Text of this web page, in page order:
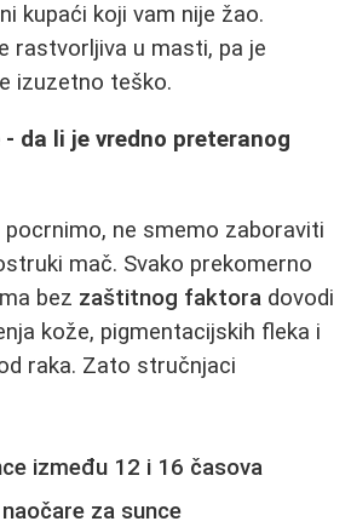
kupaći koji vam nije žao.
rastvorljiva u masti, pa je
izuzetno teško.
da li je vredno preteranog
pocrnimo, ne smemo zaboraviti
mač. Svako prekomerno
bez zaštitnog faktora dovodi
kože, pigmentacijskih fleka i
raka. Zato stručnjaci
između 12 i 16 časova
za sunce